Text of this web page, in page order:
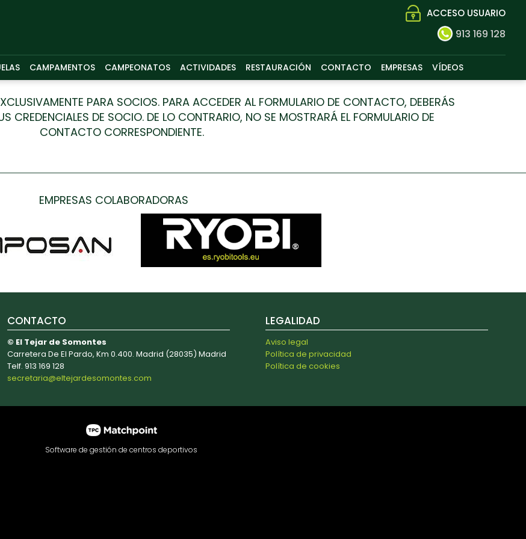
ACCESO USUARIO
913 169 128
CAMPAMENTOS CAMPEONATOS ACTIVIDADES RESTAURACIÓN CONTACTO EMPRESAS VÍDEOS
PARA SOCIOS. PARA ACCEDER AL FORMULARIO DE CONTACTO, DEBERÁS
CREDENCIALES DE SOCIO. DE LO CONTRARIO, NO SE MOSTRARÁ EL FORMULARIO DE
CONTACTO CORRESPONDIENTE.
EMPRESAS COLABORADORAS
CONTACTO
© El Tejar de Somontes
Carretera De El Pardo, Km 0.400. Madrid (28035) Madrid
Telf. 913 169 128
secretaria@eltejardesomontes.com
LEGALIDAD
Aviso legal
Política de privacidad
Política de cookies
Software de gestión de centros deportivos